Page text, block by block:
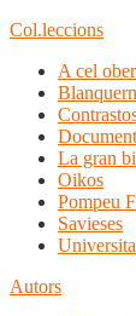
Col.leccions
A cel
La gran
Oikos
Pompeu
Savieses
Autors